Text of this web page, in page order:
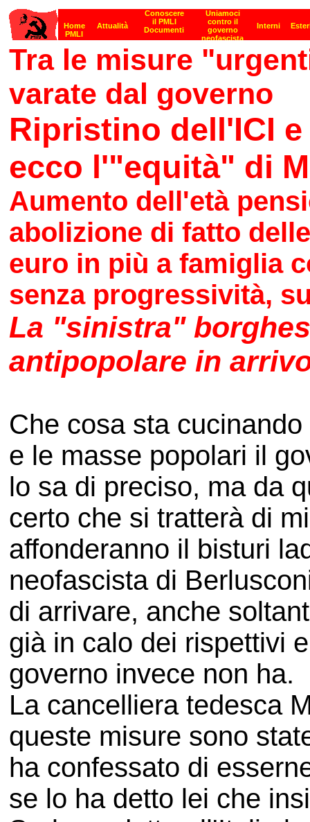
Tra le misure
varate dal governo
Ripristino dell'ICI
ecco l'"equità" di
Aumento dell'età
abolizione di fatto
euro in più a famiglia
senza progressività,
La "sinistra"
antipopolare in
Che cosa sta
e le masse popolari il
lo sa di preciso, ma da
certo che si tratterà di
affonderanno il bisturi
neofascista di
di arrivare, anche
già in calo dei rispettivi
governo invece non ha.
La cancelliera tedesca
queste misure sono
ha confessato di
se lo ha detto lei che